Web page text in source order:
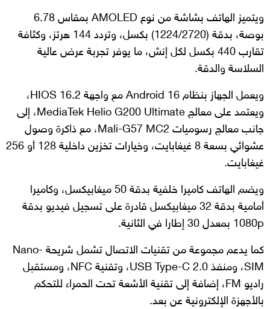
ويتميز الهاتف بشاشة من نوع AMOLED بمقاس 6.78
بوصة، بدقة (1224/2720) بكسل، وتردد 144 هرتز، وكثافة
تقارب 440 بكسل لكل إنش، ما يوفر تجربة عرض عالية
السلاسة والدقة.
ويعمل الجهاز بنظام Android 16 مع واجهة HIOS 16.2،
ويعتمد على معالج MediaTek Helio G200 Ultimate، إلى
جانب معالج رسوميات Mali-G57 MC2، مع ذاكرة وصول
عشوائي بسعة 8 غيغابايت، وخيارات تخزين داخلية 128 أو 256
غيغابايت.
ويضم الهاتف كاميرا خلفية بدقة 50 ميغابيكسل، وكاميرا
أمامية بدقة 32 ميغابيكسل قادرة على تسجيل فيديو بدقة
1080p بمعدل 30 إطارا في الثانية.
كما يدعم مجموعة من تقنيات الاتصال تشمل شريحة Nano-
SIM، ومنفذ USB Type-C 2.0، وتقنية NFC، ومستقبل
راديو FM، إضافة إلى تقنية الأشعة تحت الحمراء للتحكم
بالأجهزة الإلكترونية عن بعد.